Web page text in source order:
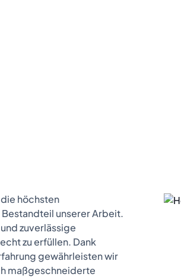
höchsten
unserer Arbeit.
zuverlässige
zu erfüllen. Dank
gewährleisten wir
maßgeschneiderte